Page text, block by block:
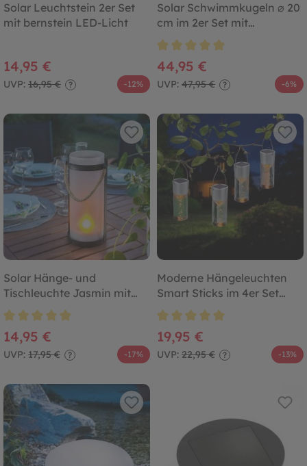
Solar Leuchtstein 2er Set
mit bernstein LED-Licht
14,95 €
UVP: 16,95 € ? -12%
Solar Schwimmkugeln ⌀ 20
cm im 2er Set mit
Fernbedienung
44,95 €
UVP: 47,95 € ? -6%
Solar Hänge- und
Tischleuchte Jasmin mit
Flackerkerze
14,95 €
UVP: 17,95 € ? -17%
Moderne Hängeleuchten
Smart Sticks im 4er Set
bernsteinfarben
19,95 €
UVP: 22,95 € ? -13%